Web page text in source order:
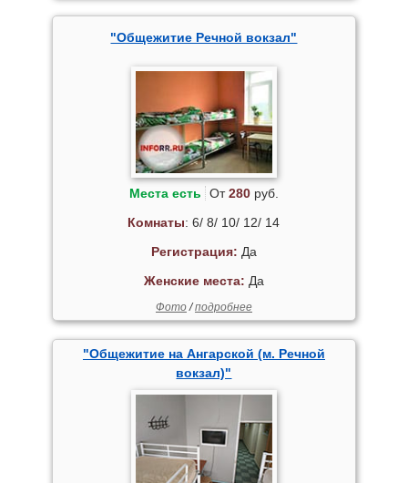
"Общежитие Речной вокзал"
Места есть От280руб.
Комнаты: 6/ 8/ 10/ 12/ 14
Регистрация: Да
Женские места: Да
Фото/подробнее
"Общежитие на Ангарской (м. Речной
вокзал)"